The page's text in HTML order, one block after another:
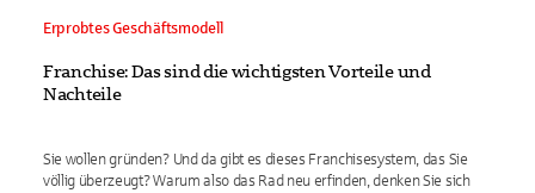
Erprobtes Geschäftsmodell
Franchise: Das sind die wichtigsten Vorteile und
Nachteile
Sie wollen gründen? Und da gibt es dieses Franchisesystem, das Sie
völlig überzeugt? Warum also das Rad neu erfinden, denken Sie sich